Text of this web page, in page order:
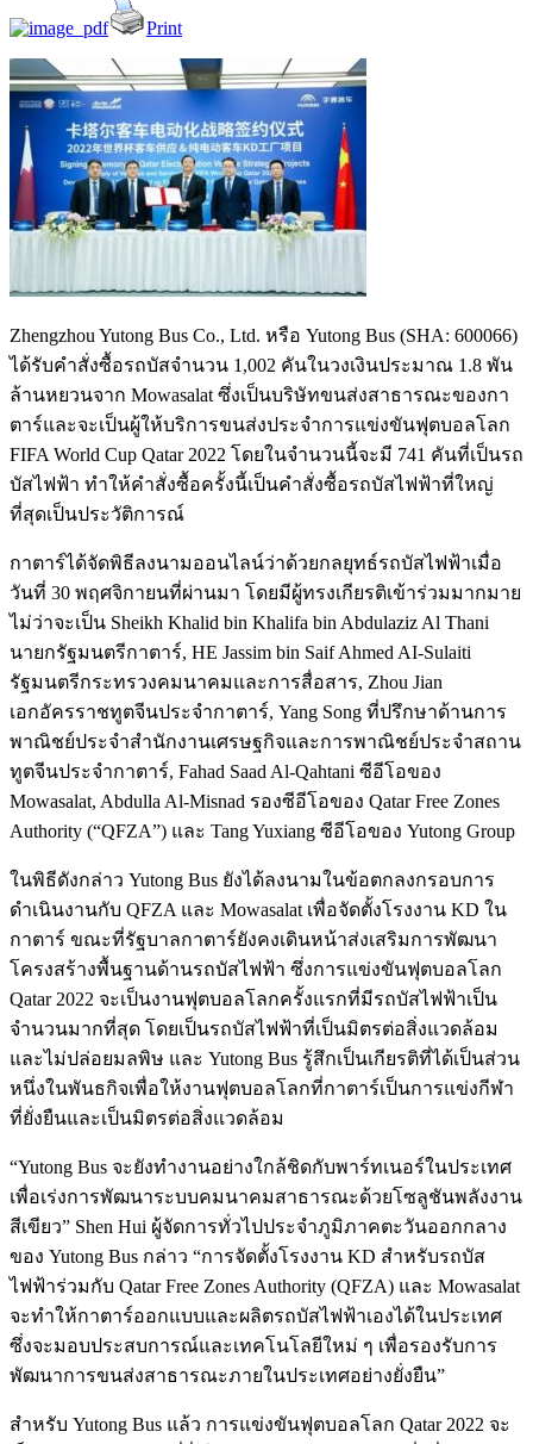
Print
Zhengzhou Yutong Bus Co., Ltd. หรือ Yutong Bus (SHA: 600066)
ได้รับคำสั่งซื้อรถบัสจำนวน 1,002 คันในวงเงินประมาณ 1.8 พัน
ล้านหยวนจาก Mowasalat ซึ่งเป็นบริษัทขนส่งสาธารณะของกา
ตาร์และจะเป็นผู้ให้บริการขนส่งประจำการแข่งขันฟุตบอลโลก
FIFA World Cup Qatar 2022 โดยในจำนวนนี้จะมี 741 คันที่เป็นรถ
บัสไฟฟ้า ทำให้คำสั่งซื้อครั้งนี้เป็นคำสั่งซื้อรถบัสไฟฟ้าที่ใหญ่
ที่สุดเป็นประวัติการณ์
กาตาร์ได้จัดพิธีลงนามออนไลน์ว่าด้วยกลยุทธ์รถบัสไฟฟ้าเมื่อ
วันที่ 30 พฤศจิกายนที่ผ่านมา โดยมีผู้ทรงเกียรติเข้าร่วมมากมาย
ไม่ว่าจะเป็น Sheikh Khalid bin Khalifa bin Abdulaziz Al Thani
นายกรัฐมนตรีกาตาร์, HE Jassim bin Saif Ahmed AI-Sulaiti
รัฐมนตรีกระทรวงคมนาคมและการสื่อสาร, Zhou Jian
เอกอัครราชทูตจีนประจำกาตาร์, Yang Song ที่ปรึกษาด้านการ
พาณิชย์ประจำสำนักงานเศรษฐกิจและการพาณิชย์ประจำสถาน
ทูตจีนประจำกาตาร์, Fahad Saad Al-Qahtani ซีอีโอของ
Mowasalat, Abdulla Al-Misnad รองซีอีโอของ Qatar Free Zones
Authority (“QFZA”) และ Tang Yuxiang ซีอีโอของ Yutong Group
ในพิธีดังกล่าว Yutong Bus ยังได้ลงนามในข้อตกลงกรอบการ
ดำเนินงานกับ QFZA และ Mowasalat เพื่อจัดตั้งโรงงาน KD ใน
กาตาร์ ขณะที่รัฐบาลกาตาร์ยังคงเดินหน้าส่งเสริมการพัฒนา
โครงสร้างพื้นฐานด้านรถบัสไฟฟ้า ซึ่งการแข่งขันฟุตบอลโลก
Qatar 2022 จะเป็นงานฟุตบอลโลกครั้งแรกที่มีรถบัสไฟฟ้าเป็น
จำนวนมากที่สุด โดยเป็นรถบัสไฟฟ้าที่เป็นมิตรต่อสิ่งแวดล้อม
และไม่ปล่อยมลพิษ และ Yutong Bus รู้สึกเป็นเกียรติที่ได้เป็นส่วน
หนึ่งในพันธกิจเพื่อให้งานฟุตบอลโลกที่กาตาร์เป็นการแข่งกีฬา
ที่ยั่งยืนและเป็นมิตรต่อสิ่งแวดล้อม
“Yutong Bus จะยังทำงานอย่างใกล้ชิดกับพาร์ทเนอร์ในประเทศ
เพื่อเร่งการพัฒนาระบบคมนาคมสาธารณะด้วยโซลูชันพลังงาน
สีเขียว” Shen Hui ผู้จัดการทั่วไปประจำภูมิภาคตะวันออกกลาง
ของ Yutong Bus กล่าว “การจัดตั้งโรงงาน KD สำหรับรถบัส
ไฟฟ้าร่วมกับ Qatar Free Zones Authority (QFZA) และ Mowasalat
จะทำให้กาตาร์ออกแบบและผลิตรถบัสไฟฟ้าเองได้ในประเทศ
ซึ่งจะมอบประสบการณ์และเทคโนโลยีใหม่ ๆ เพื่อรองรับการ
พัฒนาการขนส่งสาธารณะภายในประเทศอย่างยั่งยืน”
สำหรับ Yutong Bus แล้ว การแข่งขันฟุตบอลโลก Qatar 2022 จะ